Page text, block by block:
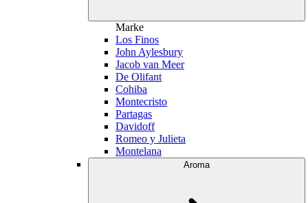
Marke
Los Finos
John Aylesbury
Jacob van Meer
De Olifant
Cohiba
Montecristo
Partagas
Davidoff
Romeo y Julieta
Montelana
Aroma